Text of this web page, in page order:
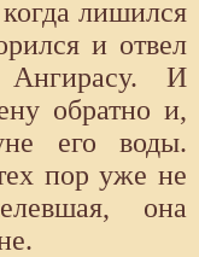
лишился
и отвел
И
обратно и,
его воды.
пор уже не
она